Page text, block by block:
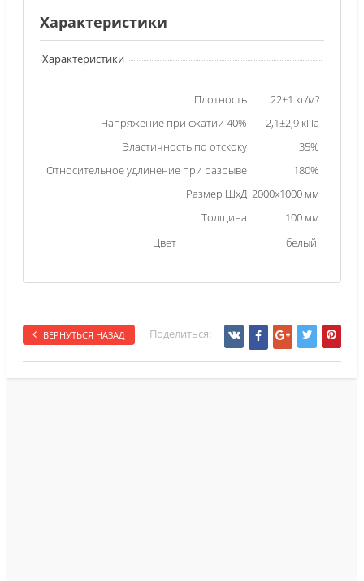
Характеристики
Характеристики
Плотность
22±1 кг/м?
Напряжение при сжатии 40%
2,1±2,9 кПа
Эластичность по отскоку
35%
Относительное удлинение при разрыве
180%
Размер ШхД 2000х1000 мм
Толщина
100 мм
Цвет
белый
ВЕРНУТЬСЯ НАЗАД Поделиться: